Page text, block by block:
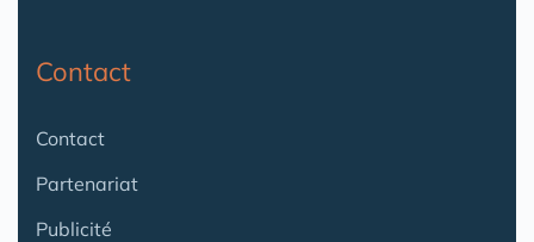
Contact
Contact
Partenariat
Publicité